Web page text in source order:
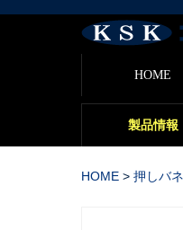
HOME
製品情報
HOME > 押しバ